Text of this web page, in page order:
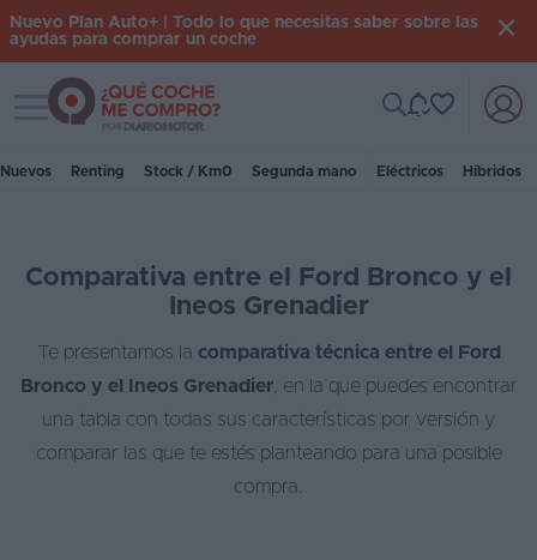
Iniciar
Coches
Renting
Suscripción
Stock
Nuevo Plan Auto+ | Todo lo que necesitas saber sobre las
ayudas para comprar un coche
Toggle navigation
Nuevos Renting Stock / Km0 Segunda mano Eléctricos Híbridos
Comparativa entre el Ford Bronco y el
Ineos Grenadier
Te presentamos la comparativa técnica entre el Ford
Bronco y el Ineos Grenadier, en la que puedes encontrar
una tabla con todas sus características por versión y
comparar las que te estés planteando para una posible
compra.